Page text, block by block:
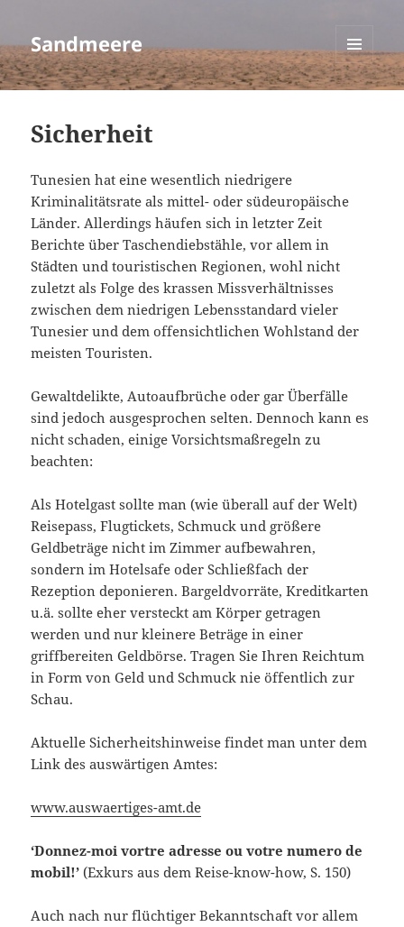
Sandmeere
MENÜ
UND
Sicherheit
Tunesien hat eine wesentlich niedrigere
Kriminalitätsrate als mittel- oder südeuropäische
Länder. Allerdings häufen sich in letzter Zeit
Berichte über Taschendiebstähle, vor allem in
Städten und touristischen Regionen, wohl nicht
zuletzt als Folge des krassen Missverhältnisses
zwischen dem niedrigen Lebensstandard vieler
Tunesier und dem offensichtlichen Wohlstand der
meisten Touristen.
Gewaltdelikte, Autoaufbrüche oder gar Überfälle
sind jedoch ausgesprochen selten. Dennoch kann es
nicht schaden, einige Vorsichtsmaßregeln zu
beachten:
Als Hotelgast sollte man (wie überall auf der Welt)
Reisepass, Flugtickets, Schmuck und größere
Geldbeträge nicht im Zimmer aufbewahren,
sondern im Hotelsafe oder Schließfach der
Rezeption deponieren. Bargeldvorräte, Kreditkarten
u.ä. sollte eher versteckt am Körper getragen
werden und nur kleinere Beträge in einer
griffbereiten Geldbörse. Tragen Sie Ihren Reichtum
in Form von Geld und Schmuck nie öffentlich zur
Schau.
Aktuelle Sicherheitshinweise findet man unter dem
Link des auswärtigen Amtes:
www.auswaertiges-amt.de
‘Donnez-moi vortre adresse ou votre numero de
mobil!’(Exkurs aus dem Reise-know-how, S. 150)
Auch nach nur flüchtiger Bekanntschaft vor allem